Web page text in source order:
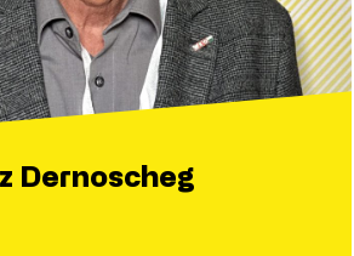
Dernoscheg